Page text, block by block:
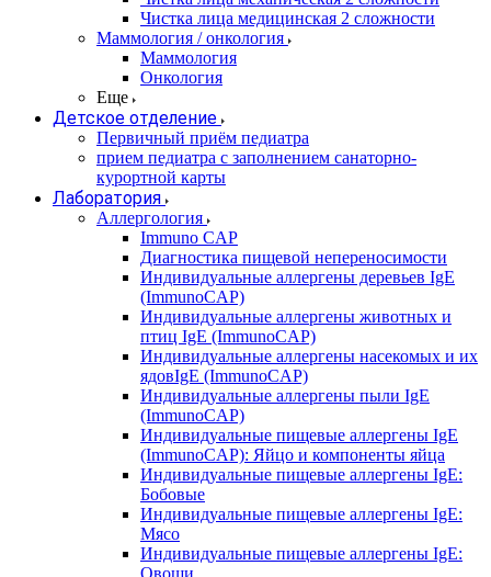
Чистка лица медицинская 2 сложности
Маммология / онкология
Маммология
Онкология
Еще
Детское отделение
Первичный приём педиатра
прием педиатра с заполнением санаторно-
курортной карты
Лаборатория
Аллергология
Immuno CAP
Диагностика пищевой непереносимости
Индивидуальные аллергены деревьев IgE
(ImmunoCAP)
Индивидуальные аллергены животных и
птиц IgE (ImmunoCAP)
Индивидуальные аллергены насекомых и их
ядовIgE (ImmunoCAP)
Индивидуальные аллергены пыли IgE
(ImmunoCAP)
Индивидуальные пищевые аллергены IgE
(ImmunoCAP): Яйцо и компоненты яйца
Индивидуальные пищевые аллергены IgE:
Бобовые
Индивидуальные пищевые аллергены IgE:
Мясо
Индивидуальные пищевые аллергены IgE:
Овощи